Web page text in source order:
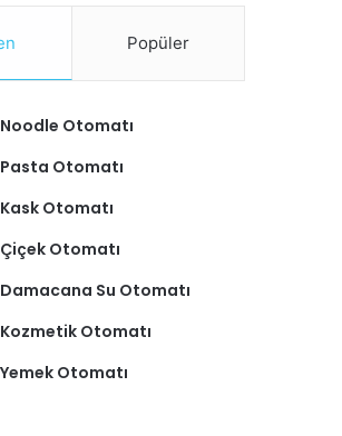
Popüler
Noodle Otomatı
Pasta Otomatı
Kask Otomatı
Çiçek Otomatı
Damacana Su Otomatı
Kozmetik Otomatı
Yemek Otomatı